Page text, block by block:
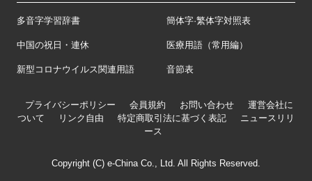
多音字学習辞書 簡体字·繁体字対照表
中国の祝日・連休 医療用語（常用編）
新型コロナウイルス関連用語 音節表
プライバシーポリシー 会員規約 お問い合わせ
運営会社に
ついて
リンク自由 特定商取引法に基づく表記
ニュースリリ
ース
Copyright (C) e-China Co., Ltd. All Rights Reserved.